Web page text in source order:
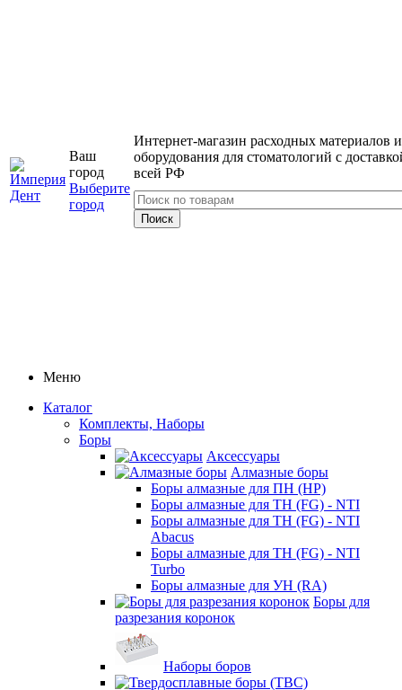
Ваш
город
Выберите
город
Интернет-магазин расходных материалов и
оборудования для стоматологий с
всей РФ
Меню
Каталог
Комплекты, Наборы
Боры
Аксессуары
Алмазные боры
Боры алмазные для ПН (HP)
Боры алмазные для ТН (FG) - NTI
Боры алмазные для ТН (FG) - NTI
Abacus
Боры алмазные для ТН (FG) - NTI
Turbo
Боры алмазные для УН (RA)
Боры для
разрезания коронок
Наборы боров